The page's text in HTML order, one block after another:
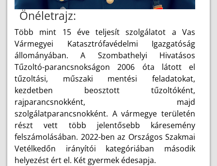
Önéletrajz:
Több mint 15 éve teljesít szolgálatot a Vas
Vármegyei Katasztrófavédelmi Igazgatóság
állományában. A Szombathelyi Hivatásos
Tűzoltó-parancsnokságon 2006 óta látott el
tűzoltási, műszaki mentési feladatokat,
kezdetben beosztott tűzoltóként,
rajparancsnokként, majd
szolgálatparancsnokként. A vármegye területén
részt vett több jelentősebb káresemény
felszámolásában. 2022-ben az Országos Szakmai
Vetélkedőn irányítói kategóriában második
helyezést ért el. Két gyermek édesapja.